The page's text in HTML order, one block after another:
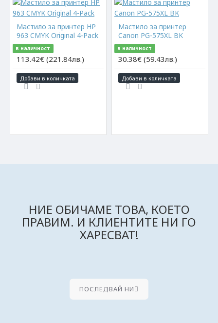
Мастило за принтер HP
963 CMYK Original 4-Pack
в наличност
113.42€ (221.84лв.)
Добави в количката
Мастило за принтер
Canon PG-575XL BK
в наличност
30.38€ (59.43лв.)
Добави в количката
НИЕ ОБИЧАМЕ ТОВА, КОЕТО
ПРАВИМ. И КЛИЕНТИТЕ НИ ГО
ХАРЕСВАТ!
ПОСЛЕДВАЙ НИ